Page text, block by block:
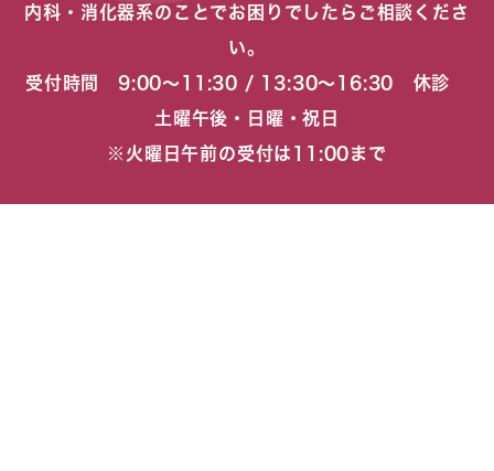
内科・消化器系のことでお困りでしたらご相談くださ
い。
受付時間 9:00〜11:30 / 13:30〜16:30 休診
土曜午後・日曜・祝日
※火曜日午前の受付は11:00まで